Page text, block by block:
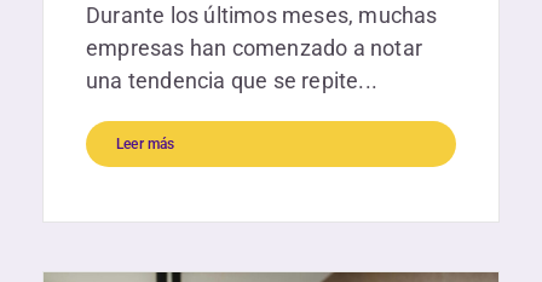
Durante los últimos meses, muchas
empresas han comenzado a notar
una tendencia que se repite...
Leer más